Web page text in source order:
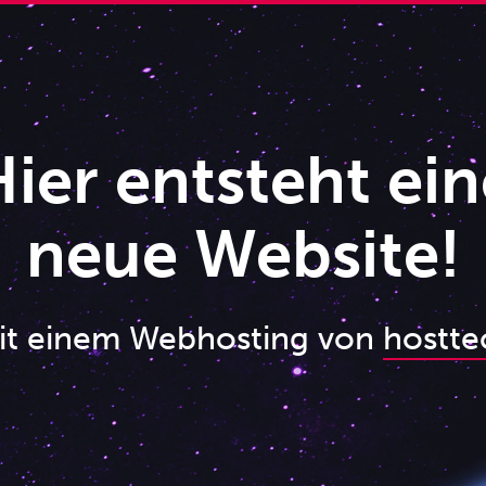
entsteht
neue Website!
einem Webhosting von